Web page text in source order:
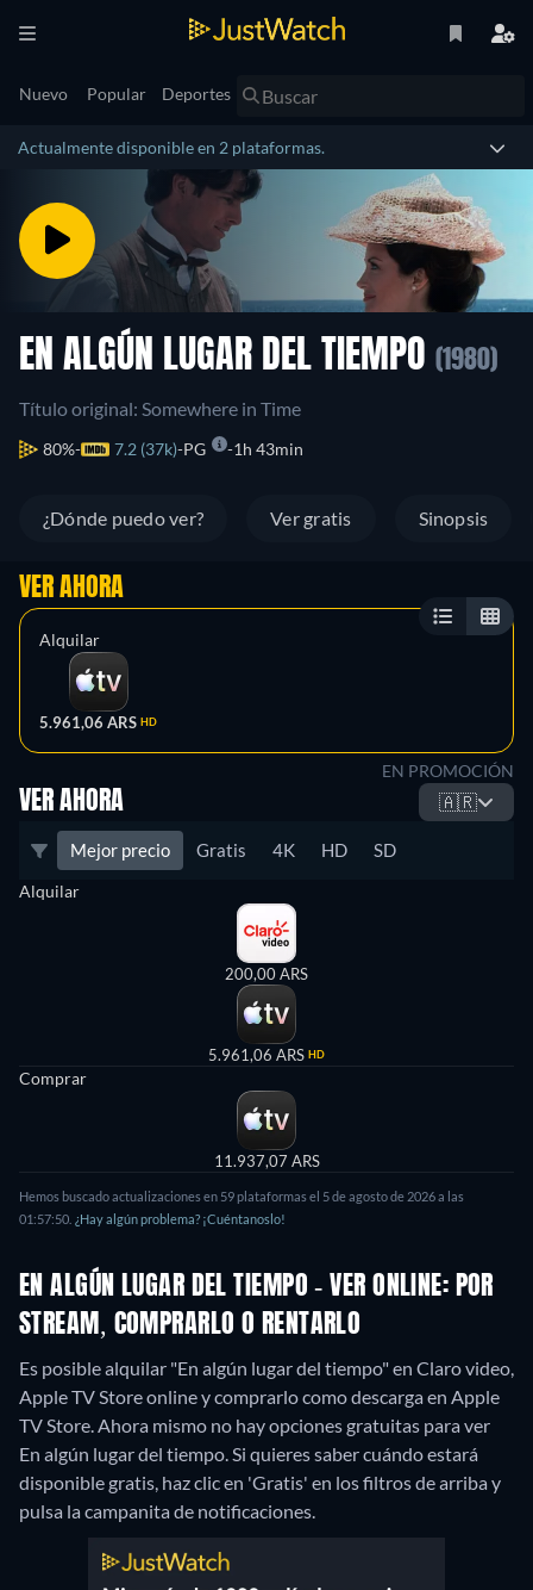
Nuevo Popular Deportes
Actualmente disponible en 2 plataformas.
EN ALGÚN LUGAR DEL TIEMPO (1980)
Título original: Somewhere in Time
80% 7.2 (37k) PG 1h 43min
¿Dónde puedo ver? Ver gratis Sinopsis
VER AHORA
Alquilar
5.961,06 ARS HD
EN PROMOCIÓN
VER AHORA 🇦🇷
Mejor precio Gratis 4K HD SD
Alquilar
200,00 ARS
5.961,06 ARS HD
Comprar
11.937,07 ARS
Hemos buscado actualizaciones en 59 plataformas el 5 de agosto de 2026 a las
01:57:50. ¿Hay algún problema? ¡Cuéntanoslo!
EN ALGÚN LUGAR DEL TIEMPO - VER ONLINE: POR
STREAM, COMPRARLO O RENTARLO
Es posible alquilar "En algún lugar del tiempo" en Claro video,
Apple TV Store online y comprarlo como descarga en Apple
TV Store.Ahora mismo no hay opciones gratuitas para ver
En algún lugar del tiempo. Si quieres saber cuándo estará
disponible gratis, haz clic en 'Gratis' en los filtros de arriba y
pulsa la campanita de notificaciones.